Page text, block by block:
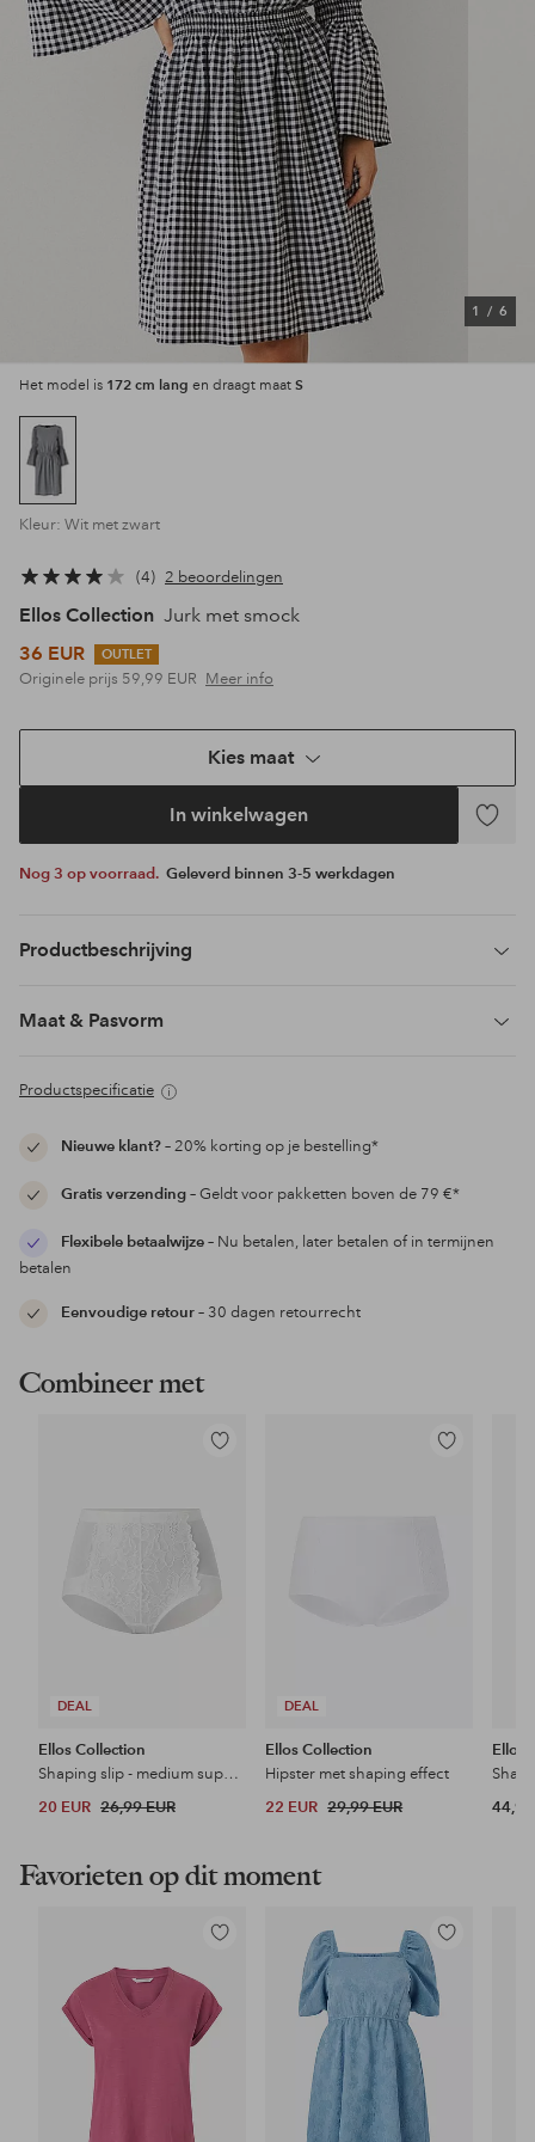
1 / 6
Het model is 172 cm lang en draagt maat S
Kleur: Wit met zwart
4 2 beoordelingen
Ellos Collection Jurk met smock
36 EUR
OUTLET
Originele prijs 59,99 EUR Meer info
Kies maat
In winkelwagen
Nog 3 op voorraad. Geleverd binnen 3-5 werkdagen
Productbeschrijving
Maat & Pasvorm
Productspecificatie
Nieuwe klant?– 20% korting op je bestelling*
Gratis verzending– Geldt voor pakketten boven de 79 €*
Flexibele betaalwijze– Nu betalen, later betalen of in termijnen
betalen
Eenvoudige retour– 30 dagen retourrecht
Combineer met
DEAL
Toevoegen
Ellos Collection
Shaping slip - medium support
20 EUR 26,99 EUR
DEAL
Toevoegen
Ellos Collection
Hipster met shaping effect
22 EUR 29,99 EUR
Ellos
44,99
Favorieten op dit moment
Toevoegen
favorieten
Toevoegen
aan
favorieten